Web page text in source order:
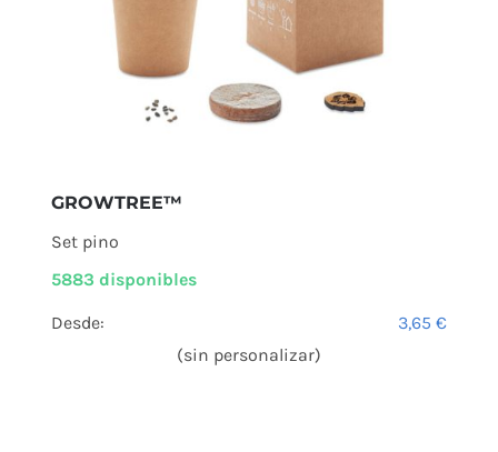
GROWTREE™
Set pino
5883 disponibles
Desde: 3,65€
(sin personalizar)